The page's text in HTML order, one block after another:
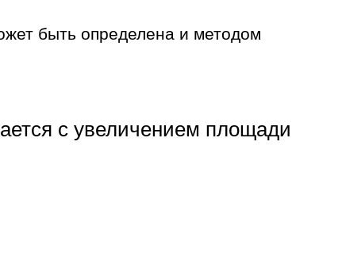
быть определена и методом
с увеличением площади